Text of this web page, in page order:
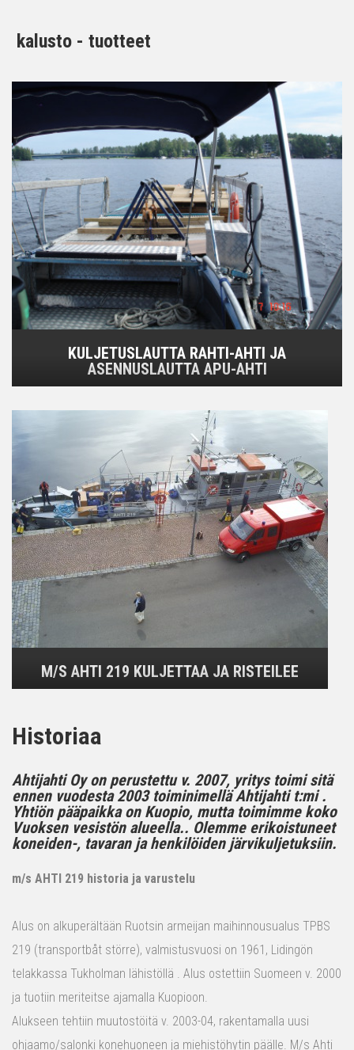
kalusto - tuotteet
KULJETUSLAUTTA RAHTI-AHTI JA
ASENNUSLAUTTA APU-AHTI
M/S AHTI 219 KULJETTAA JA RISTEILEE
Historiaa
Ahtijahti Oy on perustettu v. 2007, yritys toimi sitä
ennen vuodesta 2003 toiminimellä Ahtijahti t:mi .
Yhtiön pääpaikka on Kuopio, mutta toimimme koko
Vuoksen vesistön alueella.. Olemme erikoistuneet
koneiden-, tavaran ja henkilöiden järvikuljetuksiin.
m/s AHTI 219 historia ja varustelu
Alus on alkuperältään Ruotsin armeijan maihinnousualus TPBS
219 (transportbåt större), valmistusvuosi on 1961, Lidingön
telakkassa Tukholman lähistöllä . Alus ostettiin Suomeen v. 2000
ja tuotiin meriteitse ajamalla Kuopioon.
Alukseen tehtiin muutostöitä v. 2003-04, rakentamalla uusi
ohjaamo/salonki konehuoneen ja miehistöhytin päälle. M/s Ahti